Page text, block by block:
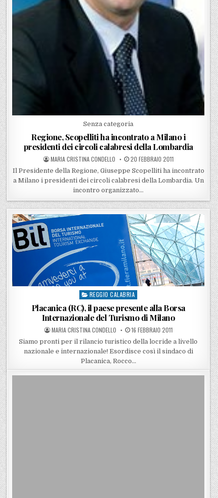
Posted in
Senza categoria
Regione, Scopelliti ha incontrato a Milano i
presidenti dei circoli calabresi della Lombardia
POSTED BY
MARIA CRISTINA CONDELLO POSTED ON
20 FEBBRAIO 2011
Il Presidente della Regione, Giuseppe Scopelliti ha incontrato
a Milano i presidenti dei circoli calabresi della Lombardia. Un
incontro organizzato…
Posted in
REGGIO CALABRIA
Placanica (RC), il paese presente alla Borsa
Internazionale del Turismo di Milano
POSTED BY
MARIA CRISTINA CONDELLO POSTED ON
16 FEBBRAIO 2011
Siamo pronti per il rilancio turistico della locride a livello
nazionale e internazionale! Esordisce così il sindaco di
Placanica, Rocco…